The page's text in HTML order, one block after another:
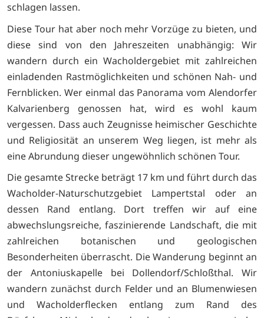
schlagen lassen.
Diese Tour hat aber noch mehr Vorzüge zu bieten, und
diese sind von den Jahreszeiten unabhängig: Wir
wandern durch ein Wacholdergebiet mit zahlreichen
einladenden Rastmöglichkeiten und schönen Nah- und
Fernblicken. Wer einmal das Panorama vom Alendorfer
Kalvarienberg genossen hat, wird es wohl kaum
vergessen. Dass auch Zeugnisse heimischer Geschichte
und Religiosität an unserem Weg liegen, ist mehr als
eine Abrundung dieser ungewöhnlich schönen Tour.
Die gesamte Strecke beträgt 17 km und führt durch das
Wacholder-Naturschutzgebiet Lampertstal oder an
dessen Rand entlang. Dort treffen wir auf eine
abwechslungsreiche, faszinierende Landschaft, die mit
zahlreichen botanischen und geologischen
Besonderheiten überrascht. Die Wanderung beginnt an
der Antoniuskapelle bei Dollendorf/Schloßthal. Wir
wandern zunächst durch Felder und an Blumenwiesen
und Wacholderflecken entlang zum Rand des